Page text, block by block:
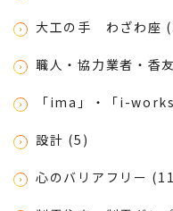
大工の手 わざわ座
職人・協力業者・香
「ima」・「i-
設計 (5)
心のバリアフリー